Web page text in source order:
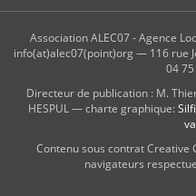
Association ALEC07 - Agence
info(at)alec07(point)org — 116 rue
04
Directeur de publication : M.
HESPUL — charte graphique:
Contenu sous contrat
navigateurs